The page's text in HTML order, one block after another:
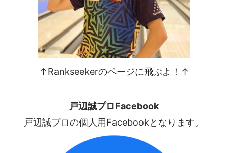
↑Rankseekerのページに飛ぶよ！↑
戸辺誠プロFacebook
戸辺誠プロの個人用Facebookとなります。